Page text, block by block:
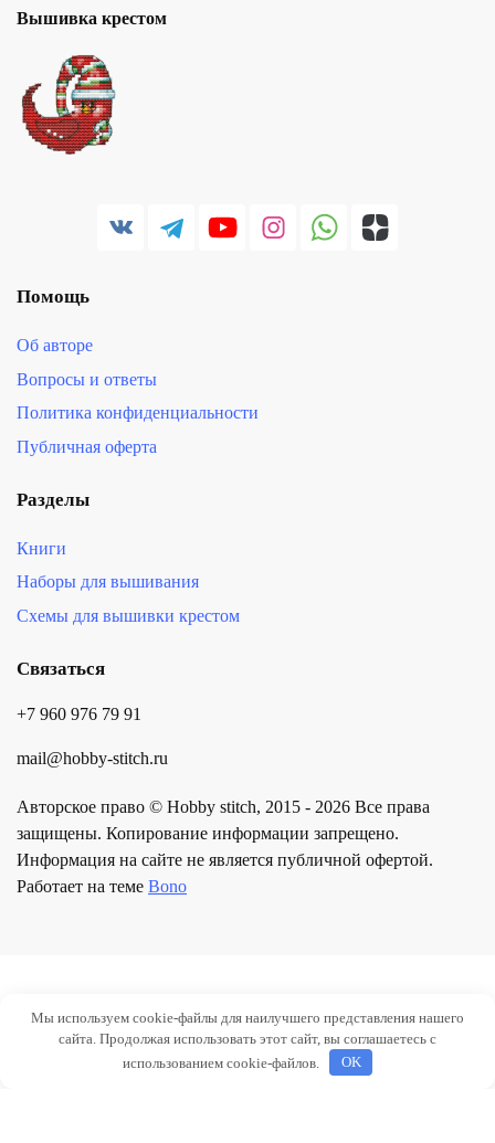
Вышивка крестом
Помощь
Об авторе
Вопросы и ответы
Политика конфиденциальности
Публичная оферта
Разделы
Книги
Наборы для вышивания
Схемы для вышивки крестом
Связаться
+7 960 976 79 91
mail@hobby-stitch.ru
Авторское право © Hobby stitch, 2015 - 2026 Все права
защищены. Копирование информации запрещено.
Информация на сайте не является публичной офертой.
Работает на теме Bono
Мы используем cookie-файлы для наилучшего представления нашего
сайта. Продолжая использовать этот сайт, вы соглашаетесь с
использованием cookie-файлов.
OK